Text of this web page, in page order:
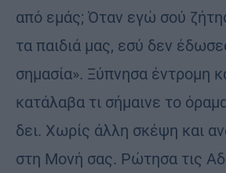
από εμάς; Όταν εγώ σού
τα παιδιά μας, εσύ δεν
σημασία». Ξύπνησα έντρομη
κατάλαβα τι σήμαινε το
δει. Χωρίς άλλη σκέψη και
στη Μονή σας. Ρώτησα τις